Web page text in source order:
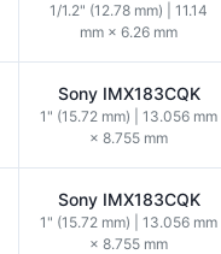
1/1.2" (12.78 mm) | 11.14
mm × 6.26 mm
Sony IMX183CQK
1" (15.72 mm) | 13.056 mm
× 8.755 mm
Sony IMX183CQK
1" (15.72 mm) | 13.056 mm
× 8.755 mm